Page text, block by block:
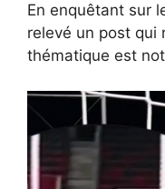
En enquêtant sur
relevé un post qui
thématique est